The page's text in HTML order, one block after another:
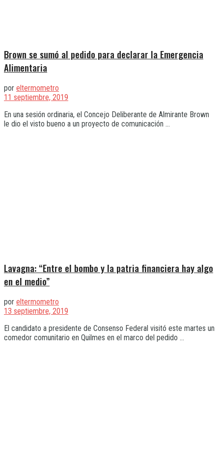
Brown se sumó al pedido para declarar la Emergencia
Alimentaria
por eltermometro
11 septiembre, 2019
En una sesión ordinaria, el Concejo Deliberante de Almirante Brown
le dio el visto bueno a un proyecto de comunicación ...
Lavagna: “Entre el bombo y la patria financiera hay algo
en el medio”
por eltermometro
13 septiembre, 2019
El candidato a presidente de Consenso Federal visitó este martes un
comedor comunitario en Quilmes en el marco del pedido ...